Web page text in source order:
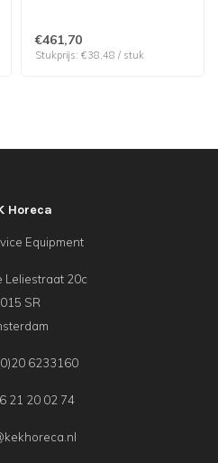
€461,70
Stukprijs: €38,48 / stuk
Horeca
Equipment
Leliestraat 20c
SR
6233160
21 20 02 74